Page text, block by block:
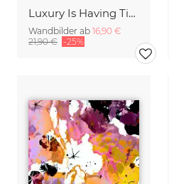
Luxury Is Having Time To Waste
Wandbilder ab 16,90 €
21,90 € -25%